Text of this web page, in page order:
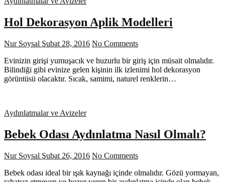
Hol Dekorasyon Aplik Modelleri
Nur Soysal Şubat 28, 2016 No Comments
Evinizin girişi yumuşacık ve huzurlu bir giriş için müsait olmalıdır.
Bilindiği gibi evinize gelen kişinin ilk izlenimi hol dekorasyon
görüntüsü olacaktır. Sıcak, samimi, naturel renklerin…
Aydınlatmalar ve Avizeler
Bebek Odası Aydınlatma Nasıl Olmalı?
Nur Soysal Şubat 26, 2016 No Comments
Bebek odası ideal bir ışık kaynağı içinde olmalıdır. Gözü yormayan,